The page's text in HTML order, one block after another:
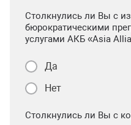
Столкнулись ли Вы с
бюрократическими
услугами АКБ «Asia
Да
Нет
Столкнулись ли Вы с